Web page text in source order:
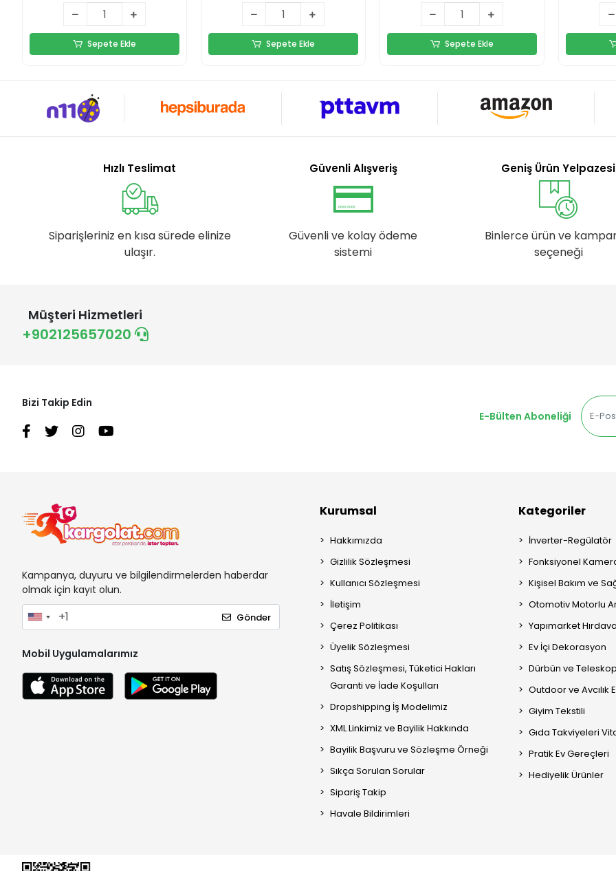
Sepete Ekle Sepete Ekle Sepete Ekle
Hızlı Teslimat
Siparişleriniz en kısa sürede elinize
ulaşır.
Güvenli Alışveriş
Güvenli ve kolay ödeme
sistemi
Geniş Ürün Yelpazesi
Binlerce ürün ve
seçeneği
Müşteri Hizmetleri
+902125657020
Bizi Takip Edin
E-Bülten Aboneliği
Kampanya, duyuru ve bilgilendirmelerden haberdar
olmak için kayıt olun.
Gönder
Mobil Uygulamalarımız
Kurumsal
Hakkımızda
Gizlilik Sözleşmesi
Kullanıcı Sözleşmesi
İletişim
Çerez Politikası
Üyelik Sözleşmesi
Satış Sözleşmesi, Tüketici Hakları
Garanti ve İade Koşulları
Dropshipping İş Modelimiz
XML Linkimiz ve Bayilik Hakkında
Bayilik Başvuru ve Sözleşme Örneği
Sıkça Sorulan Sorular
Sipariş Takip
Havale Bildirimleri
Kategoriler
İnverter-Regülatör
Fonksiyonel
Kişisel Bakım ve
Otomotiv Motorlu
Yapımarket
Ev İçi Dekorasyon
Dürbün ve
Outdoor ve Avcılık
Giyim Tekstili
Gıda Takviyeleri
Pratik Ev Gereçleri
Hediyelik Ürünler